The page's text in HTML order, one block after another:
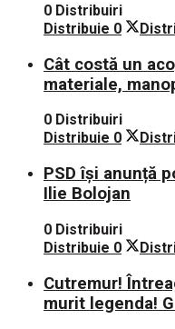
mașini!
0 Distribuiri
Distribuie 0
Cât costă un
materiale,
0 Distribuiri
Distribuie 0
PSD își anunță
Ilie Bolojan
0 Distribuiri
Distribuie 0
Cutremur!
murit legenda!